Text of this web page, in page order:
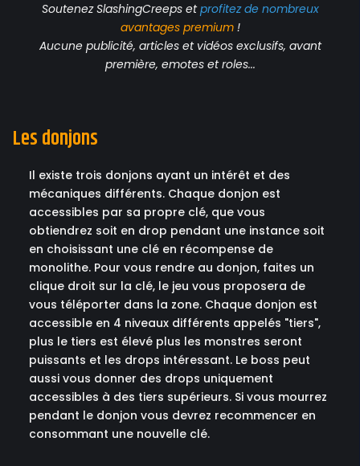
Soutenez SlashingCreeps etprofitez de nombreux
avantagespremium!
Aucune publicité, articles et vidéos exclusifs, avant
première, emotes et roles...
Les donjons
Il existe trois donjons ayant un intérêt et des
mécaniques différents. Chaque donjon est
accessibles par sa propre clé, que vous
obtiendrez soit en drop pendant une instance soit
en choisissant une clé en récompense de
monolithe. Pour vous rendre au donjon, faites un
clique droit sur la clé, le jeu vous proposera de
vous téléporter dans la zone. Chaque donjon est
accessible en 4 niveaux différents appelés "tiers",
plus le tiers est élevé plus les monstres seront
puissants et les drops intéressant. Le boss peut
aussi vous donner des drops uniquement
accessibles à des tiers supérieurs. Si vous mourrez
pendant le donjon vous devrez recommencer en
consommant une nouvelle clé.